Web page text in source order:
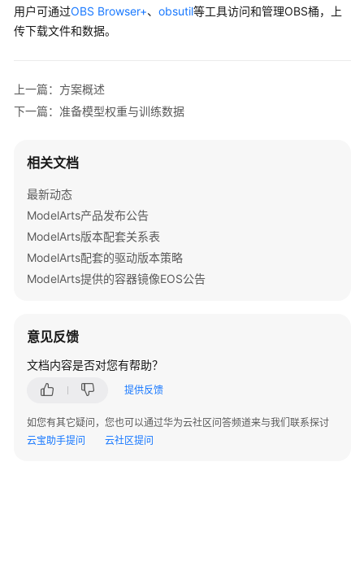
资
源
权
理
最
佳
实
践
佳
实
践
案
列
表
用户可通过OBS Browser+、 obsutil等工具访问和管理OBS桶，上
传下载文件和数据。
上一篇：方案概述
下一篇：准备模型权重与训练数据
相关文档
最新动态
ModelArts产品发布公告
ModelArts版本配套关系表
ModelArts配套的驱动版本策略
ModelArts提供的容器镜像EOS公告
意见反馈
文档内容是否对您有帮助？
提供反馈
如您有其它疑问，您也可以通过华为云社区问答频道来与我们联系探讨
云宝助手提问
云社区提问